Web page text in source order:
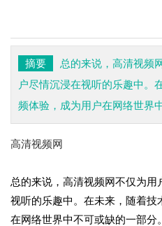
摘要
总的来说，高清视频
户尽情沉浸在视听的乐趣中。
频体验，成为用户在网络世界
高清视频网
总的来说，高清视频网不仅为
视听的乐趣中。在未来，随着
在网络世界中不可或缺的一部分。